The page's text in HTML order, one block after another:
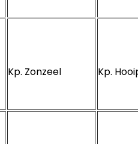
Kp. Zonzeel Kp.